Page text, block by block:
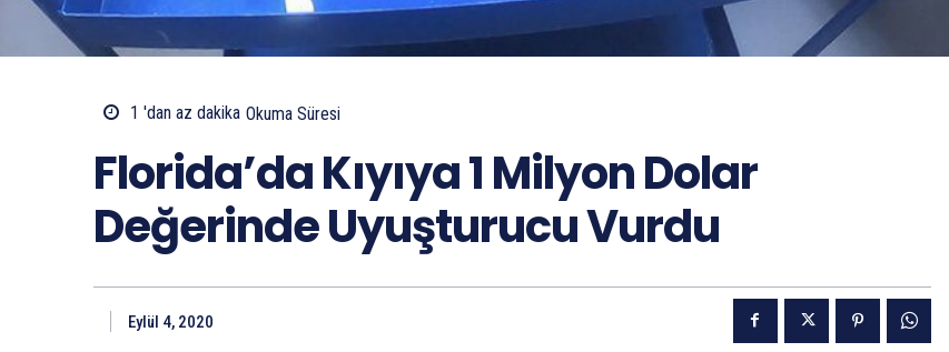
1 'dan az dakika Okuma Süresi
Florida’da Kıyıya 1 Milyon Dolar
Değerinde Uyuşturucu Vurdu
Eylül 4, 2020